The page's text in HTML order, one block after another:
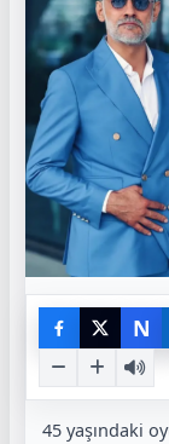
N
45 yaşındaki